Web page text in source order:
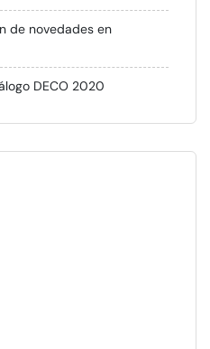
de novedades en
DECO 2020